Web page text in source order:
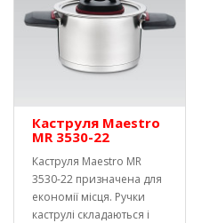
Каструля Maestro
MR 3530-22
Каструля Maestro MR
3530-22 призначена для
економії місця. Ручки
каструлі складаються і